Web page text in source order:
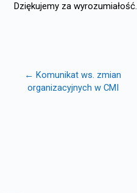
Dziękujemy za wyrozumiałość.
← Komunikat ws. zmian
organizacyjnych w CMI